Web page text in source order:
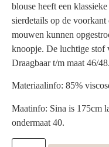
blouse heeft een
sierdetails op de
mouwen kunnen
knoopje. De luchtige stof
Draagbaar t/m maat 46/48.
Materiaalinfo: 85%
Maatinfo: Sina is 175cm
ondermaat 40.